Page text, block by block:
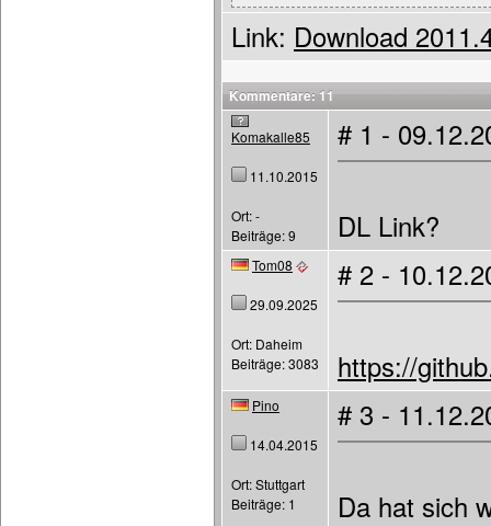
Link: Download
Kommentare: 11
Komakalle85
11.10.2015
Ort: -
Beiträge: 9
# 1 -
DL Link?
Tom08
29.09.2025
Ort: Daheim
Beiträge: 3083
# 2 -
https://
Pino
14.04.2015
Ort: Stuttgart
Beiträge: 1
# 3 -
Da hat sich